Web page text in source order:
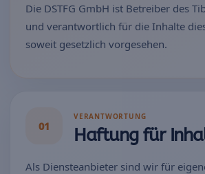
Die DSTFG GmbH ist Betreiber des
und verantwortlich für die Inhalte
soweit gesetzlich vorgesehen.
01
VERANTWORTUNG
Haftung für
Als Diensteanbieter sind wir für